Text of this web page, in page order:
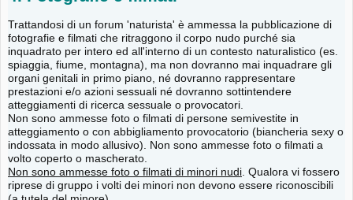
Trattandosi di un forum 'naturista' è ammessa la pubblicazione di
fotografie e filmati che ritraggono il corpo nudo purché sia
inquadrato per intero ed all'interno di un contesto naturalistico (es.
spiaggia, fiume, montagna), ma non dovranno mai inquadrare gli
organi genitali in primo piano, né dovranno rappresentare
prestazioni e/o azioni sessuali né dovranno sottintendere
atteggiamenti di ricerca sessuale o provocatori.
Non sono ammesse foto o filmati di persone semivestite in
atteggiamento o con abbigliamento provocatorio (biancheria sexy o
indossata in modo allusivo). Non sono ammesse foto o filmati a
volto coperto o mascherato.
Non sono ammesse foto o filmati di minori nudi. Qualora vi fossero
riprese di gruppo i volti dei minori non devono essere riconoscibili